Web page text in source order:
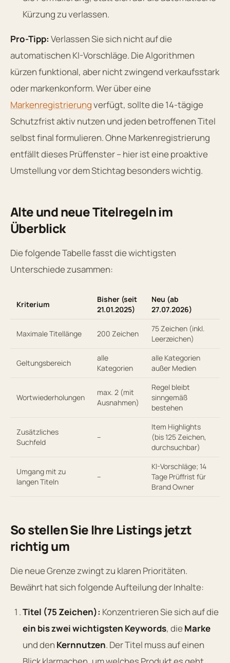
Kürzung zu verlassen.
Pro-Tipp: Verlassen Sie sich nicht auf die
automatischen KI-Vorschläge. Die Algorithmen
kürzen funktional, aber nicht zwingend verkaufsstark
oder markenkonform. Wer über eine
Markenregistrierungverfügt, sollte die 14-tägige
Schutzfrist aktiv nutzen und jeden betroffenen Titel
selbst final formulieren. Ohne Markenregistrierung
entfällt dieses Prüffenster – hier ist eine proaktive
Umstellung vor dem Stichtag besonders wichtig.
Alte und neue Titelregeln im
Überblick
Die folgende Tabelle fasst die wichtigsten
Unterschiede zusammen:
Kriterium
Bisher (seit
21.01.2025)
Neu (ab
27.07.2026)
Maximale Titellänge 200 Zeichen
75 Zeichen (inkl.
Leerzeichen)
Geltungsbereich
alle
Kategorien
alle Kategorien
außer Medien
Wortwiederholungen
max. 2 (mit
Ausnahmen)
Regel bleibt
sinngemäß
bestehen
Zusätzliches
Suchfeld
–
Item Highlights
(bis 125 Zeichen,
durchsuchbar)
Umgang mit zu
langen Titeln
–
KI-Vorschläge; 14
Tage Prüffrist für
Brand Owner
So stellen Sie Ihre Listings jetzt
richtig um
Die neue Grenze zwingt zu klaren Prioritäten.
Bewährt hat sich folgende Aufteilung der Inhalte:
Titel (75 Zeichen): Konzentrieren Sie sich auf die
ein bis zwei wichtigsten Keywords, dieMarke
und den Kernnutzen. Der Titel muss auf einen